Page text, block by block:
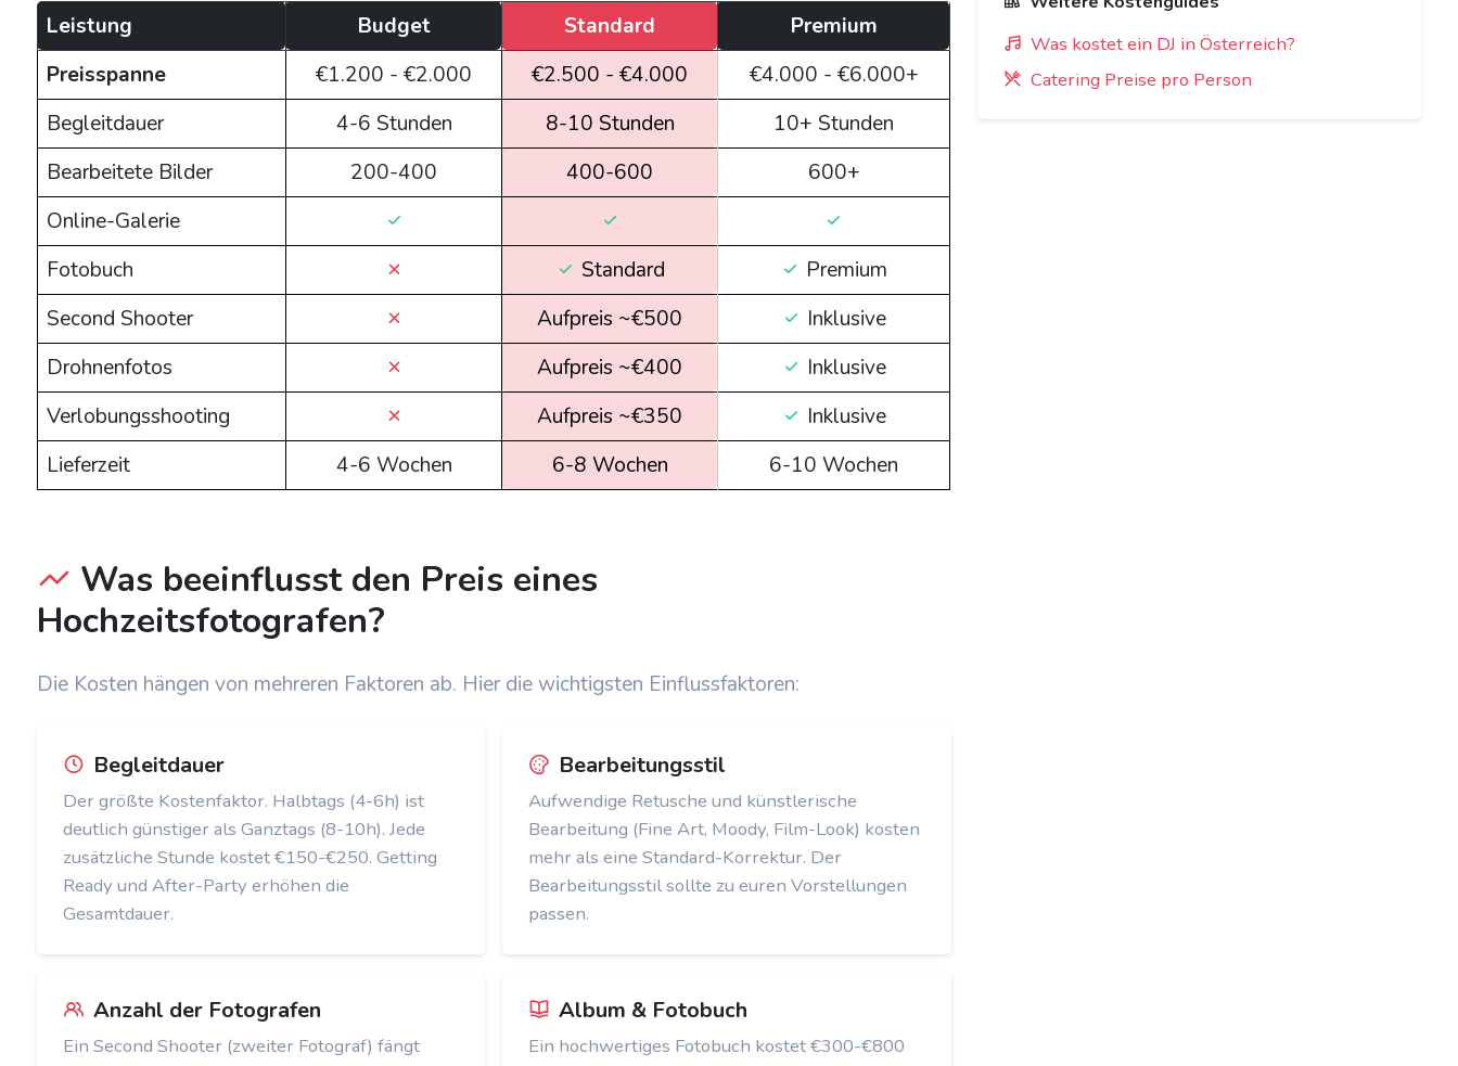
Leistung Budget Standard
Premium
Preisspanne
€1.200 - €2.000 €2.500 - €4.000
€4.000 - €6.000+
Begleitdauer
4-6 Stunden 8-10 Stunden
10+ Stunden
Bearbeitete Bilder
200-400 400-600
600+
Online-Galerie
Fotobuch
Standard
Premium
Second Shooter
Aufpreis ~€500
Inklusive
Drohnenfotos
Aufpreis ~€400
Inklusive
Verlobungsshooting
Aufpreis ~€350
Inklusive
Lieferzeit
4-6 Wochen 6-8 Wochen 6-10 Wochen
Was beeinflusst den Preis eines
Hochzeitsfotografen?
Die Kosten hängen von mehreren Faktoren ab. Hier die wichtigsten Einflussfaktoren:
Begleitdauer
Der größte Kostenfaktor. Halbtags (4-6h) ist
deutlich günstiger als Ganztags (8-10h). Jede
zusätzliche Stunde kostet €150-€250. Getting
Ready und After-Party erhöhen die
Gesamtdauer.
Bearbeitungsstil
Aufwendige Retusche und künstlerische
Bearbeitung (Fine Art, Moody, Film-Look) kosten
mehr als eine Standard-Korrektur. Der
Bearbeitungsstil sollte zu euren Vorstellungen
passen.
Anzahl der Fotografen
Ein Second Shooter (zweiter Fotograf) fängt
Album & Fotobuch
Ein hochwertiges Fotobuch kostet €300-€800
Was kostet ein DJ in Österreich?
Catering Preise pro Person